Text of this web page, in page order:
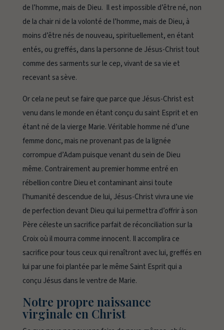
de l’homme, mais de Dieu. Il est impossible d’être né, non
de la chair ni de la volonté de l’homme, mais de Dieu, à
moins d’être nés de nouveau, spirituellement, en étant
entés, ou greffés, dans la personne de Jésus-Christ tout
comme des sarments sur le cep, vivant de sa vie et
recevant sa sève.
Or cela ne peut se faire que parce que Jésus-Christ est
venu dans le monde en étant conçu du saint Esprit et en
étant né de la vierge Marie. Véritable homme né d’une
femme donc, mais ne provenant pas de la lignée
corrompue d’Adam puisque venant du sein de Dieu
même. Contrairement au premier homme entré en
rébellion contre Dieu et contaminant ainsi toute
l’humanité descendue de lui, Jésus-Christ vivra une vie
de perfection devant Dieu qui lui permettra d’offrir à son
Père céleste un sacrifice parfait de réconciliation sur la
Croix où il mourra comme innocent. Il accomplira ce
sacrifice pour tous ceux qui renaîtront avec lui, greffés en
lui par une foi plantée par le même Saint Esprit qui a
conçu Jésus dans le ventre de Marie.
Notre propre naissance
virginale en Christ